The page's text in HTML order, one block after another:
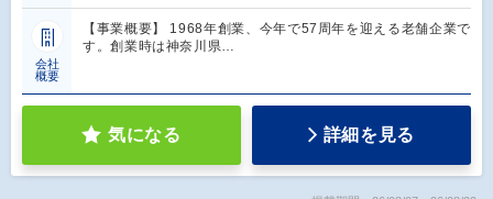
会社
概要
【事業概要】 1968年創業、今年で57周年を迎える老舗企業で
す。創業時は神奈川県…
気になる 詳細を見る